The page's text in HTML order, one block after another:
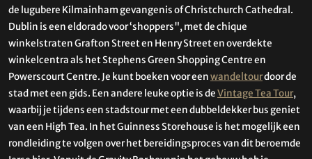
de lugubere Kilmainham gevangenis of Christchurch Cathedral.
Dublin is een eldorado voor ‘shoppers", met de chique
winkelstraten Grafton Street en Henry Street en overdekte
winkelcentra als het Stephens Green Shopping Centre en
Powerscourt Centre. Je kunt boeken voor eenwandeltourdoor de
stad met een gids. Een andere leuke optie is deVintage Tea Tour,
waarbij je tijdens een stadstour met een dubbeldekker bus geniet
van een High Tea. In het Guinness Storehouse is het mogelijk een
rondleiding te volgen over het bereidingsproces van dit beroemde